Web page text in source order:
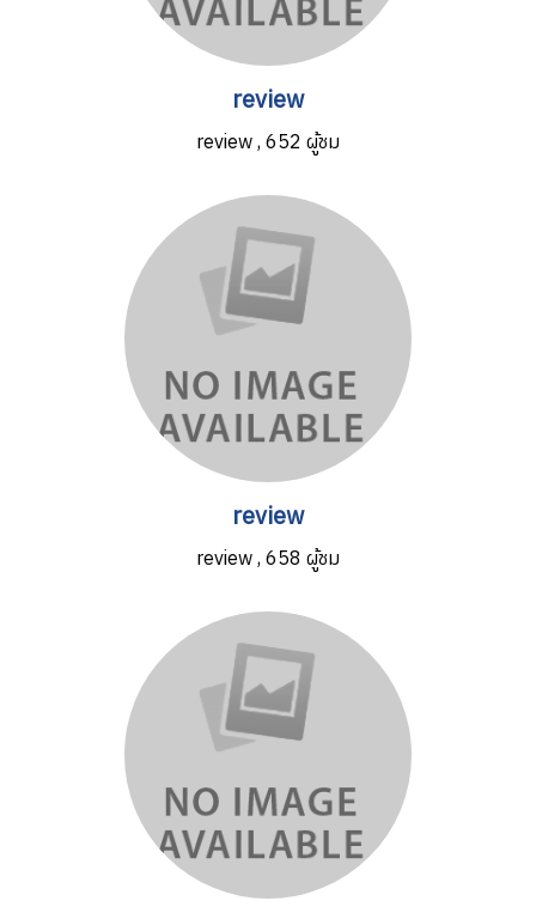
review
review,652 ผู้ชม
review
review,658 ผู้ชม